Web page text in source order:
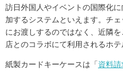
訪日外国人やイベントの国際化
加するシステムといえます。チ
にお渡しするのではなく、近隣
店とのコラボにて利用されるホテ
紙製カードキーケースは「資料